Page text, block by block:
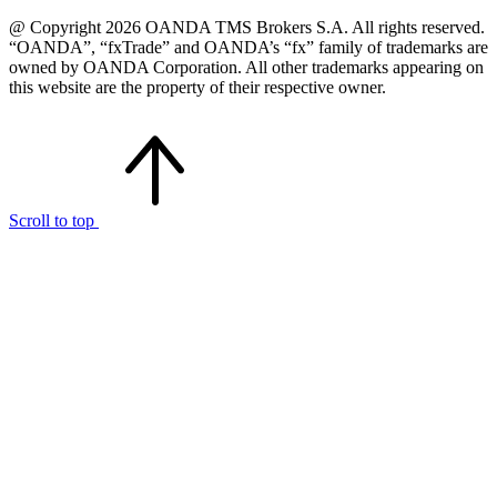
@ Copyright 2026 OANDA TMS Brokers S.A. All rights reserved.
“OANDA”, “fxTrade” and OANDA’s “fx” family of trademarks are
owned by OANDA Corporation. All other trademarks appearing on
this website are the property of their respective owner.
Scroll to top